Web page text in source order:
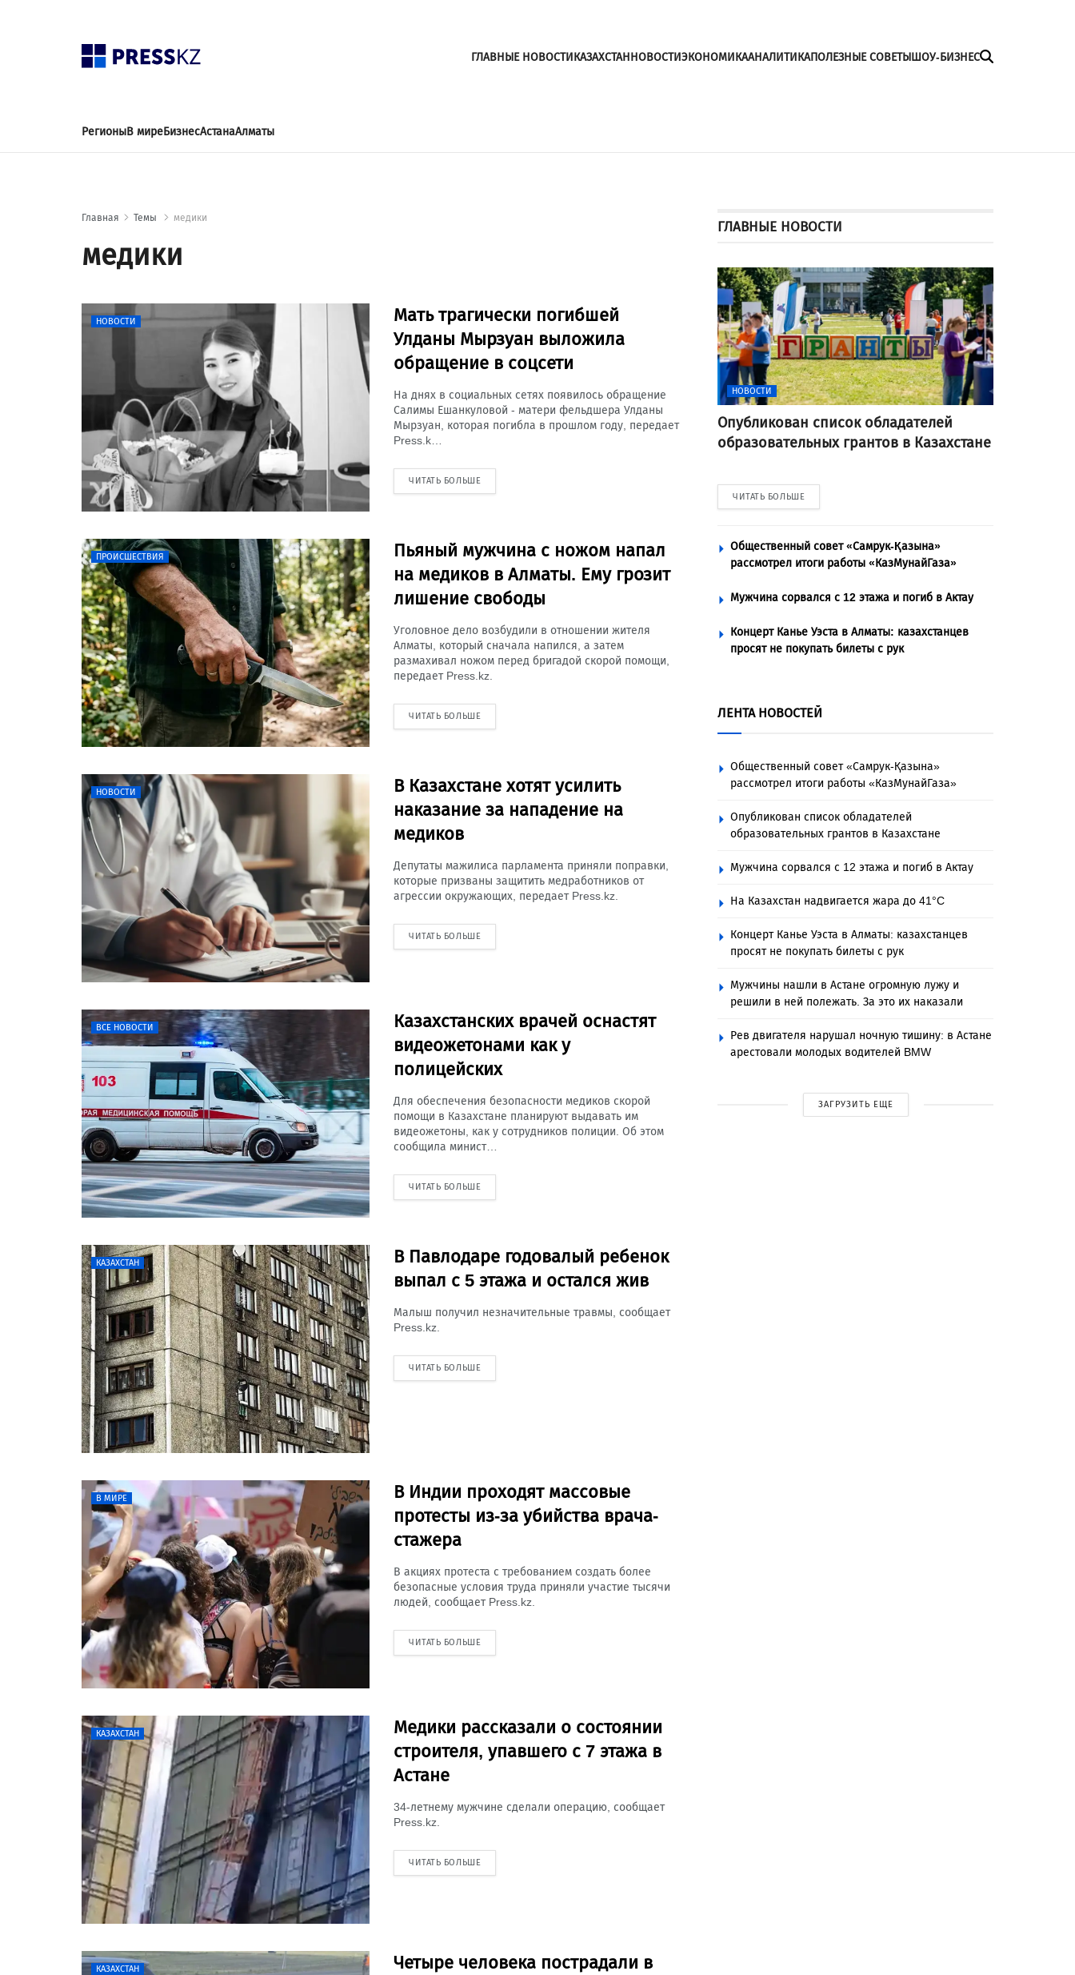
ГЛАВНЫЕ НОВОСТИКАЗАХСТАННОВОСТИЭКОНОМИКААНАЛИТИКАПОЛЕЗНЫЕ СОВЕТЫШОУ-БИЗНЕС
РегионыВ миреБизнесАстанаАлматы
Главная Темы медики
медики
НОВОСТИ
Мать трагически погибшей
Улданы Мырзуан выложила
обращение в соцсети
На днях в социальных сетях появилось обращение
Салимы Ешанкуловой - матери фельдшера Улданы
Мырзуан, которая погибла в прошлом году, передает
Press.k…
ЧИТАТЬ БОЛЬШЕ
ПРОИСШЕСТВИЯ
Пьяный мужчина с ножом напал
на медиков в Алматы. Ему грозит
лишение свободы
Уголовное дело возбудили в отношении жителя
Алматы, который сначала напился, а затем
размахивал ножом перед бригадой скорой помощи,
передает Press.kz.
ЧИТАТЬ БОЛЬШЕ
НОВОСТИ
В Казахстане хотят усилить
наказание за нападение на
медиков
Депутаты мажилиса парламента приняли поправки,
которые призваны защитить медработников от
агрессии окружающих, передает Press.kz.
ЧИТАТЬ БОЛЬШЕ
ВСЕ НОВОСТИ
Казахстанских врачей оснастят
видеожетонами как у
полицейских
Для обеспечения безопасности медиков скорой
помощи в Казахстане планируют выдавать им
видеожетоны, как у сотрудников полиции. Об этом
сообщила минист…
ЧИТАТЬ БОЛЬШЕ
КАЗАХСТАН
В Павлодаре годовалый ребенок
выпал с 5 этажа и остался жив
Малыш получил незначительные травмы, сообщает
Press.kz.
ЧИТАТЬ БОЛЬШЕ
В МИРЕ
В Индии проходят массовые
протесты из-за убийства врача-
стажера
В акциях протеста с требованием создать более
безопасные условия труда приняли участие тысячи
людей, сообщает Press.kz.
ЧИТАТЬ БОЛЬШЕ
КАЗАХСТАН
Медики рассказали о состоянии
строителя, упавшего с 7 этажа в
Астане
34-летнему мужчине сделали операцию, сообщает
Press.kz.
ЧИТАТЬ БОЛЬШЕ
КАЗАХСТАН
Четыре человека пострадали в
ГЛАВНЫЕ НОВОСТИ
НОВОСТИ
Опубликован список обладателей
образовательных грантов в Казахстане
ЧИТАТЬ БОЛЬШЕ
Общественный совет «Самрук-Қазына»
рассмотрел итоги работы «КазМунайГаза»
Мужчина сорвался с 12 этажа и погиб в Актау
Концерт Канье Уэста в Алматы: казахстанцев
просят не покупать билеты с рук
ЛЕНТА НОВОСТЕЙ
Общественный совет «Самрук-Қазына»
рассмотрел итоги работы «КазМунайГаза»
Опубликован список обладателей
образовательных грантов в Казахстане
Мужчина сорвался с 12 этажа и погиб в Актау
На Казахстан надвигается жара до 41°C
Концерт Канье Уэста в Алматы: казахстанцев
просят не покупать билеты с рук
Мужчины нашли в Астане огромную лужу и
решили в ней полежать. За это их наказали
Рев двигателя нарушал ночную тишину: в Астане
арестовали молодых водителей BMW
ЗАГРУЗИТЬ ЕЩЕ